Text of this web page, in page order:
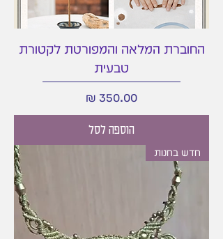
החוברת המלאה והמפורטת לקטורת
טבעית
מחיר
הוספה לסל
חדש בחנות